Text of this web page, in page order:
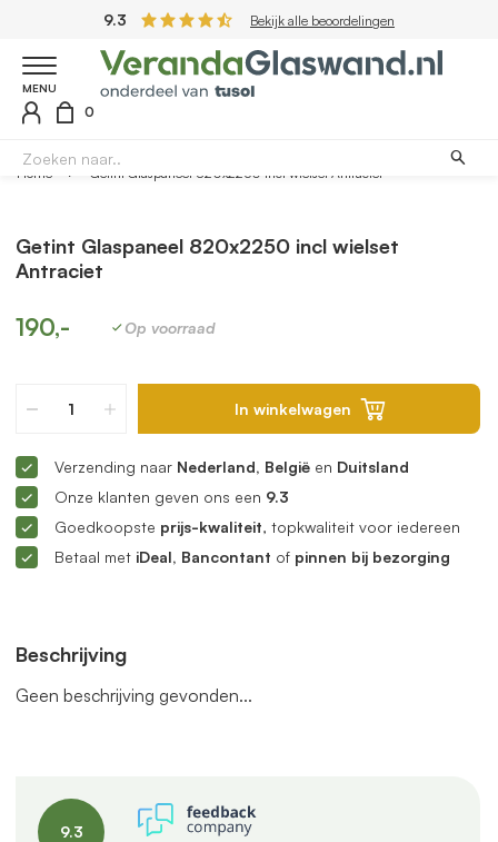
9.3 Bekijk alle beoordelingen
MENU
0
Home Getint Glaspaneel 820x2250 incl wielset Antraciet
Beschrijving
Geen beschrijving gevonden...
9.3
Getint Glaspaneel 820x2250 incl wielset
Antraciet
190,- Op voorraad
In winkelwagen
Verzending naar Nederland, België en Duitsland
Onze klanten geven ons een 9.3
Goedkoopste prijs-kwaliteit, topkwaliteit voor iedereen
Betaal met iDeal, Bancontant of pinnen bij bezorging